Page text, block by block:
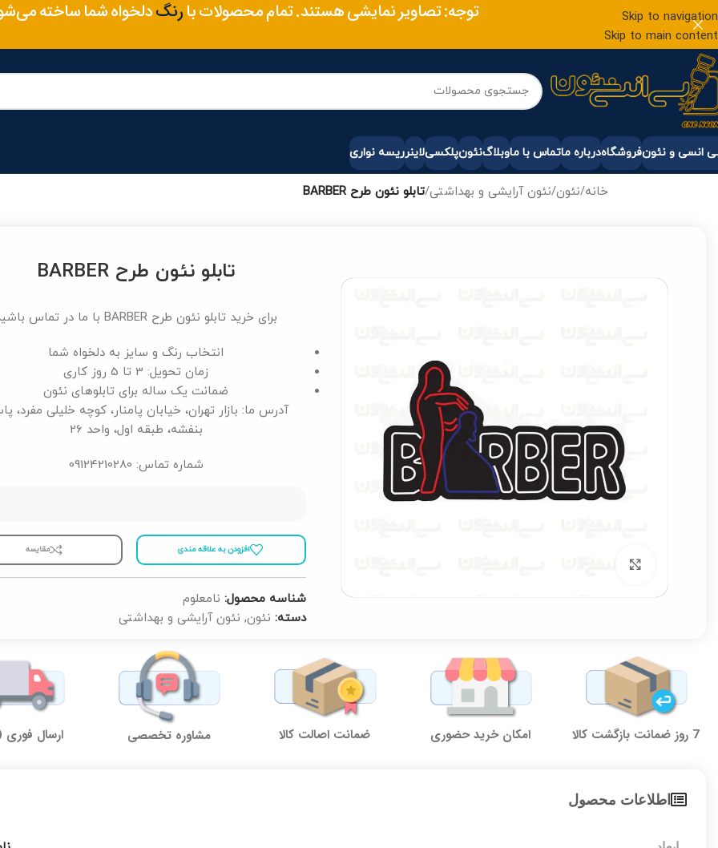
Skip to navigation
Skip to main content
توجه: تصاویر نمایشی هستند. تمام محصولات با رنگ
متریالدلخواه شما ساخته
انسی و نئونفروشگاهدرباره ماتماس با ماوبلاگنئونپلکسیلاینرریسه نواری
خانه/نئون/نئون آرایشی و بهداشتی/تابلو نئون طرح BARBER
تابلو نئون طرح BARBER
برای خرید تابلو نئون طرح BARBER با ما در تماس باشید
انتخاب رنگ و سایز به دلخواه شما
زمان تحویل: 3 تا 5 روز کاری
ضمانت یک ساله برای تابلوهای نئون
آدرس ما: بازار تهران، خیابان پامنار، کوچه خلیلی مفرد،
بنفشه، طبقه اول، واحد 26
شماره تماس: 09124210280
افزودن به علاقه مندی مقايسه
شناسه محصول: نامعلوم
دسته: نئون, نئون آرایشی و بهداشتی
7 روز ضمانت بازگشت کالا امکان خرید حضوری ضمانت اصالت کالا مشاوره تخصصی ارسال فوری
اطلاعات محصول